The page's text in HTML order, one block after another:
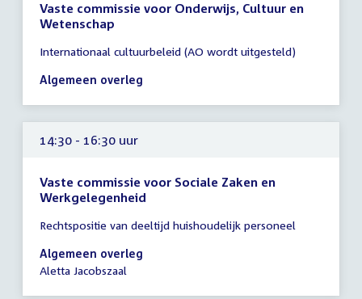
Vaste commissie voor Onderwijs, Cultuur en
Wetenschap
vergadering
14:00
16:00
uur
Internationaal cultuurbeleid (AO wordt uitgesteld)
Algemeen overleg
14:30 - 16:30 uur
Vaste commissie voor Sociale Zaken en
Werkgelegenheid
vergadering
14:30
-
Rechtspositie van deeltijd huishoudelijk personeel
Algemeen overleg
Aletta Jacobszaal